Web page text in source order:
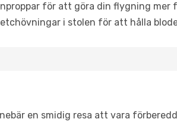
för att göra din flygning
i stolen för att hålla
en smidig resa att vara